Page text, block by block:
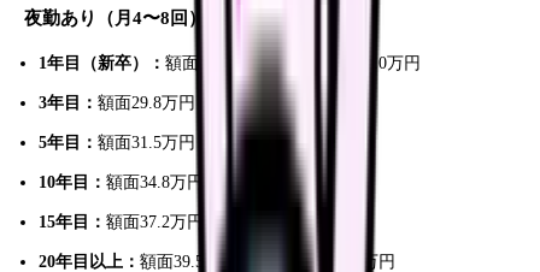
夜勤あり（月4〜8回）の手取り目安
1年目（新卒）： 額面27.2万円 → 手取り約21.0万円
3年目： 額面29.8万円 → 手取り約23.0万円
5年目： 額面31.5万円 → 手取り約24.5万円
10年目： 額面34.8万円 → 手取り約27.0万円
15年目： 額面37.2万円 → 手取り約29.0万円
20年目以上： 額面39.5万円 → 手取り約30.5万円